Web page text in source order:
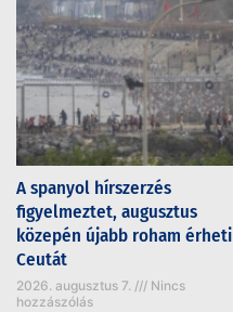
A spanyol hírszerzés
figyelmeztet, augusztus
közepén újabb roham érheti
Ceutát
2026. augusztus 7.
Nincs
hozzászólás